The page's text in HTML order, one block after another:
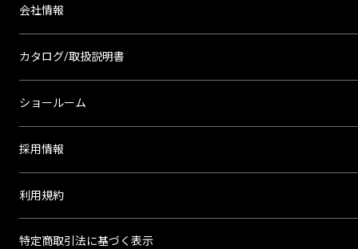
会社情報
カタログ/取扱説明書
ショールーム
採用情報
利用規約
特定商取引法に基づく表示